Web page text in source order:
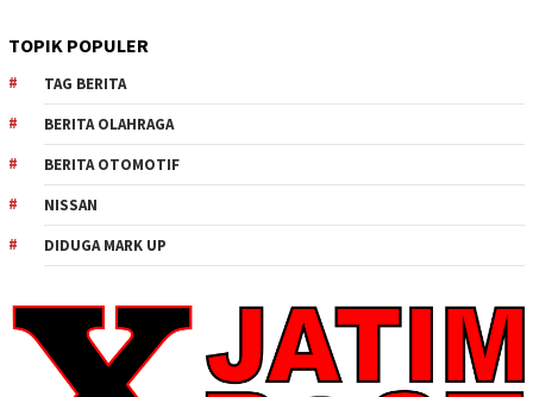
TOPIK POPULER
TAG BERITA
BERITA OLAHRAGA
BERITA OTOMOTIF
NISSAN
DIDUGA MARK UP